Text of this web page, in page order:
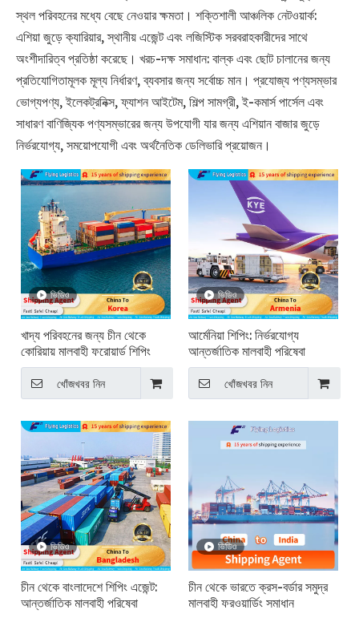
স্থল পরিবহনের মধ্যে বেছে নেওয়ার ক্ষমতা। শক্তিশালী আঞ্চলিক নেটওয়ার্ক:
এশিয়া জুড়ে ক্যারিয়ার, স্থানীয় এজেন্ট এবং লজিস্টিক সরবরাহকারীদের সাথে
অংশীদারিত্ব প্রতিষ্ঠা করেছে। খরচ-দক্ষ সমাধান: বাল্ক এবং ছোট চালানের জন্য
প্রতিযোগিতামূলক মূল্য নির্ধারণ, ব্যবসার জন্য সর্বোচ্চ মান। প্রযোজ্য পণ্যসম্ভার
ভোগ্যপণ্য, ইলেকট্রনিক্স, ফ্যাশন আইটেম, শিল্প সামগ্রী, ই-কমার্স পার্সেল এবং
সাধারণ বাণিজ্যিক পণ্যসম্ভারের জন্য উপযোগী যার জন্য এশিয়ান বাজার জুড়ে
নির্ভরযোগ্য, সময়োপযোগী এবং অর্থনৈতিক ডেলিভারি প্রয়োজন।
ভিডিও
খাদ্য পরিবহনের জন্য চীন থেকে
কোরিয়ায় মালবাহী ফরোয়ার্ড শিপিং
খোঁজখবর নিন
ভিডিও
আর্মেনিয়া শিপিং: নির্ভরযোগ্য
আন্তর্জাতিক মালবাহী পরিষেবা
খোঁজখবর নিন
ভিডিও
চীন থেকে বাংলাদেশে শিপিং এজেন্ট:
আন্তর্জাতিক মালবাহী পরিষেবা
ভিডিও
চীন থেকে ভারতে ক্রস-বর্ডার সমুদ্র
মালবাহী ফরওয়ার্ডিং সমাধান